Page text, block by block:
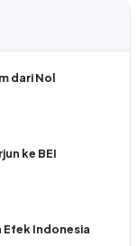
dari Nol
ke BEI
Efek Indonesia